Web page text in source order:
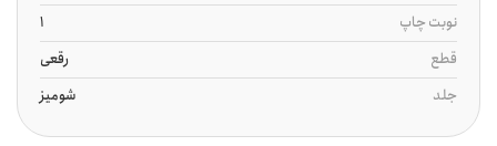
نوبت چاپ
1
قطع
رقعی
جلد
شومیز